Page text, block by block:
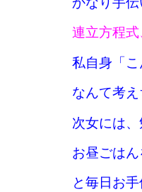
連立方程
私自身「こ
なんて考え
次女には
お昼ごは
と毎日お